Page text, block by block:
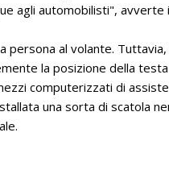
agli automobilisti", avverte
persona al volante.
la posizione della
computerizzati di
una sorta di scatola